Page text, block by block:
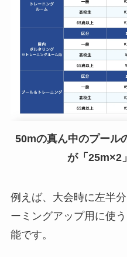
50mの真ん中のプール
が「25m×2
例えば、大会時に左半
ーミングアップ用に使
能です。